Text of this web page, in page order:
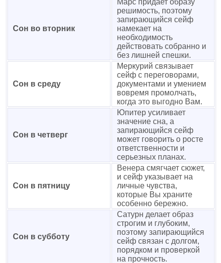
Сон во вторник
Марс придает образу
решимость, поэтому
запирающийся сейф
намекает на
необходимость
действовать собранно и
без лишней спешки.
Сон в среду
Меркурий связывает
сейф с переговорами,
документами и умением
вовремя промолчать,
когда это выгодно Вам.
Сон в четверг
Юпитер усиливает
значение сна, а
запирающийся сейф
может говорить о росте
ответственности и
серьезных планах.
Сон в пятницу
Венера смягчает сюжет,
и сейф указывает на
личные чувства,
которые Вы храните
особенно бережно.
Сон в субботу
Сатурн делает образ
строгим и глубоким,
поэтому запирающийся
сейф связан с долгом,
порядком и проверкой
на прочность.